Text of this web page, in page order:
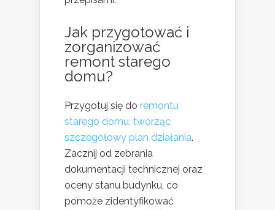
Jak przygotować i
zorganizować
remont starego
domu?
Przygotuj się do remontu
starego domu, tworząc
szczegółowy plan działania.
Zacznij od zebrania
dokumentacji technicznej oraz
oceny stanu budynku, co
pomoże zidentyfikować